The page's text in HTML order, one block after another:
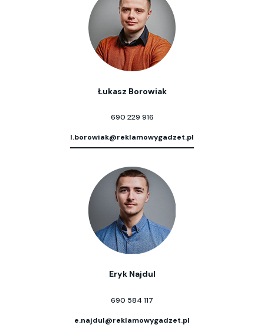
Łukasz Borowiak
690 229 916
l.borowiak@reklamowygadzet.pl
Eryk Najdul
690 584 117
e.najdul@reklamowygadzet.pl